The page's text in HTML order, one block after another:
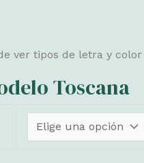
ver tipos de letra y
Toscana